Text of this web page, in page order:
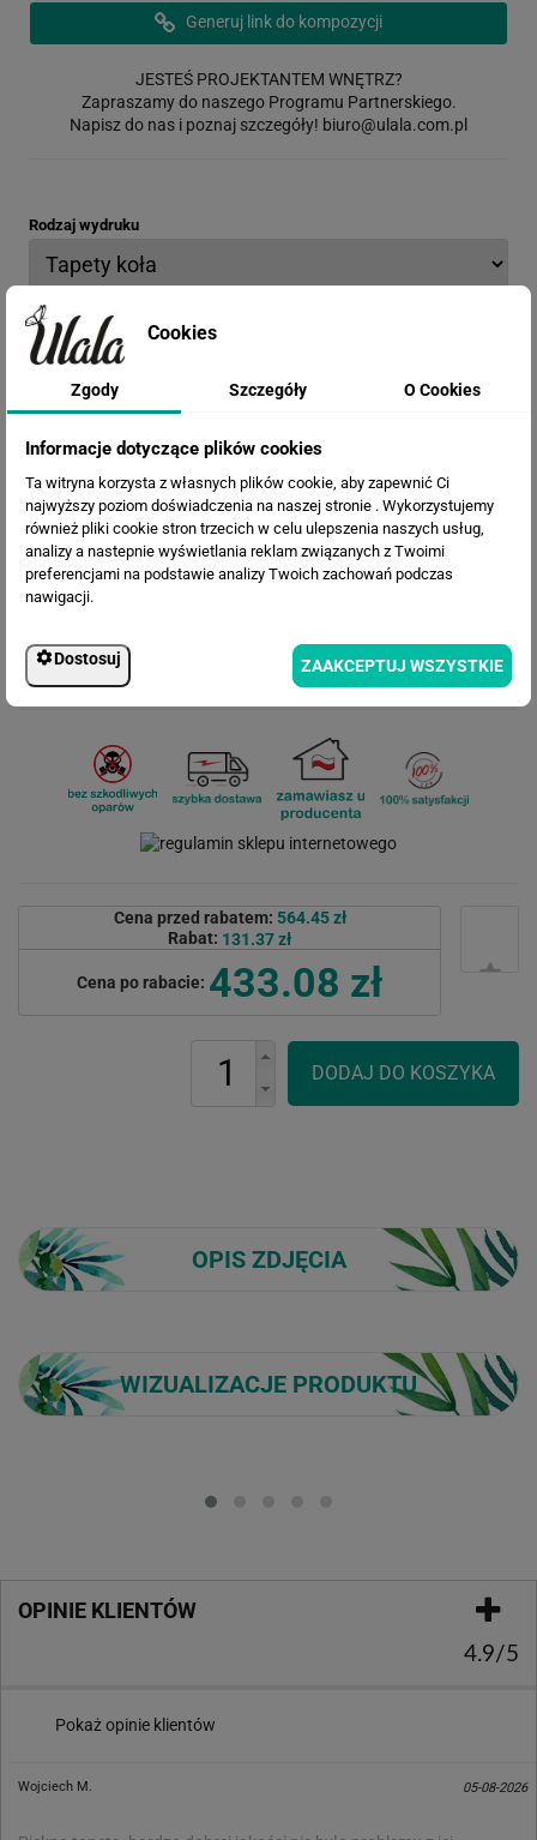
Generuj link do kompozycji
JESTEŚ PROJEKTANTEM WNĘTRZ?
Zapraszamy do naszego Programu Partnerskiego.
Napisz do nas i poznaj szczegóły! biuro@ulala.com.pl
Rodzaj wydruku
Opis materiału: Chcesz go najpierw zobaczyć?
Termin realizacji
Efekty
Cena przed rabatem: 564.45 zł
Rabat: 131.37 zł
Cena po rabacie: 433.08 zł
OPIS ZDJĘCIA
WIZUALIZACJE PRODUKTU
OPINIE KLIENTÓW
4.9/5
Pokaż opinie klientów
Wojciech M. 05-08-2026
Cookies
Zgody Szczegóły O Cookies
Informacje dotyczące plików cookies
Ta witryna korzysta z własnych plików cookie, aby zapewnić Ci
najwyższy poziom doświadczenia na naszej stronie . Wykorzystujemy
również pliki cookie stron trzecich w celu ulepszenia naszych usług,
analizy a nastepnie wyświetlania reklam związanych z Twoimi
preferencjami na podstawie analizy Twoich zachowań podczas
nawigacji.
Dostosuj ZAAKCEPTUJ WSZYSTKIE